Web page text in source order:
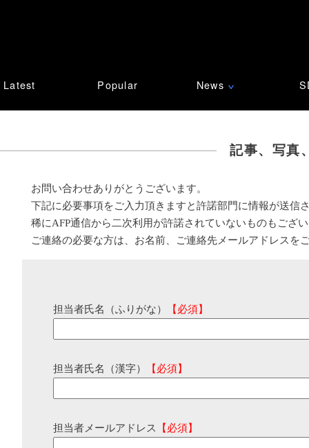
Latest Popular News ∨
記事、写真
お問い合わせありがとうございます。
下記に必要事項をご入力頂きますと許諾部門に情報が送信
稀にAFP通信から二次利用が許諾されていないものもござ
ご連絡の必要な方は、お名前、ご連絡先メールアドレスを
担当者氏名（ふりがな） 【必須】
担当者氏名（漢字） 【必須】
担当者メールアドレス 【必須】